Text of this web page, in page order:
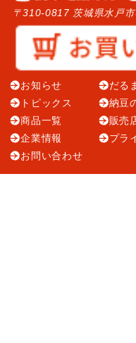
〒310-0817 茨城県水戸
お知らせ
トピックス
商品一覧
企業情報
お問い合わせ
だる
納豆
販売
プラ